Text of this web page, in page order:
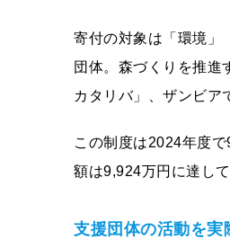
寄付の対象は「環境」
団体。森づくりを推進
カタリバ」、ザンビア
この制度は2024年度
額は9,924万円に達して
支援団体の活動を実